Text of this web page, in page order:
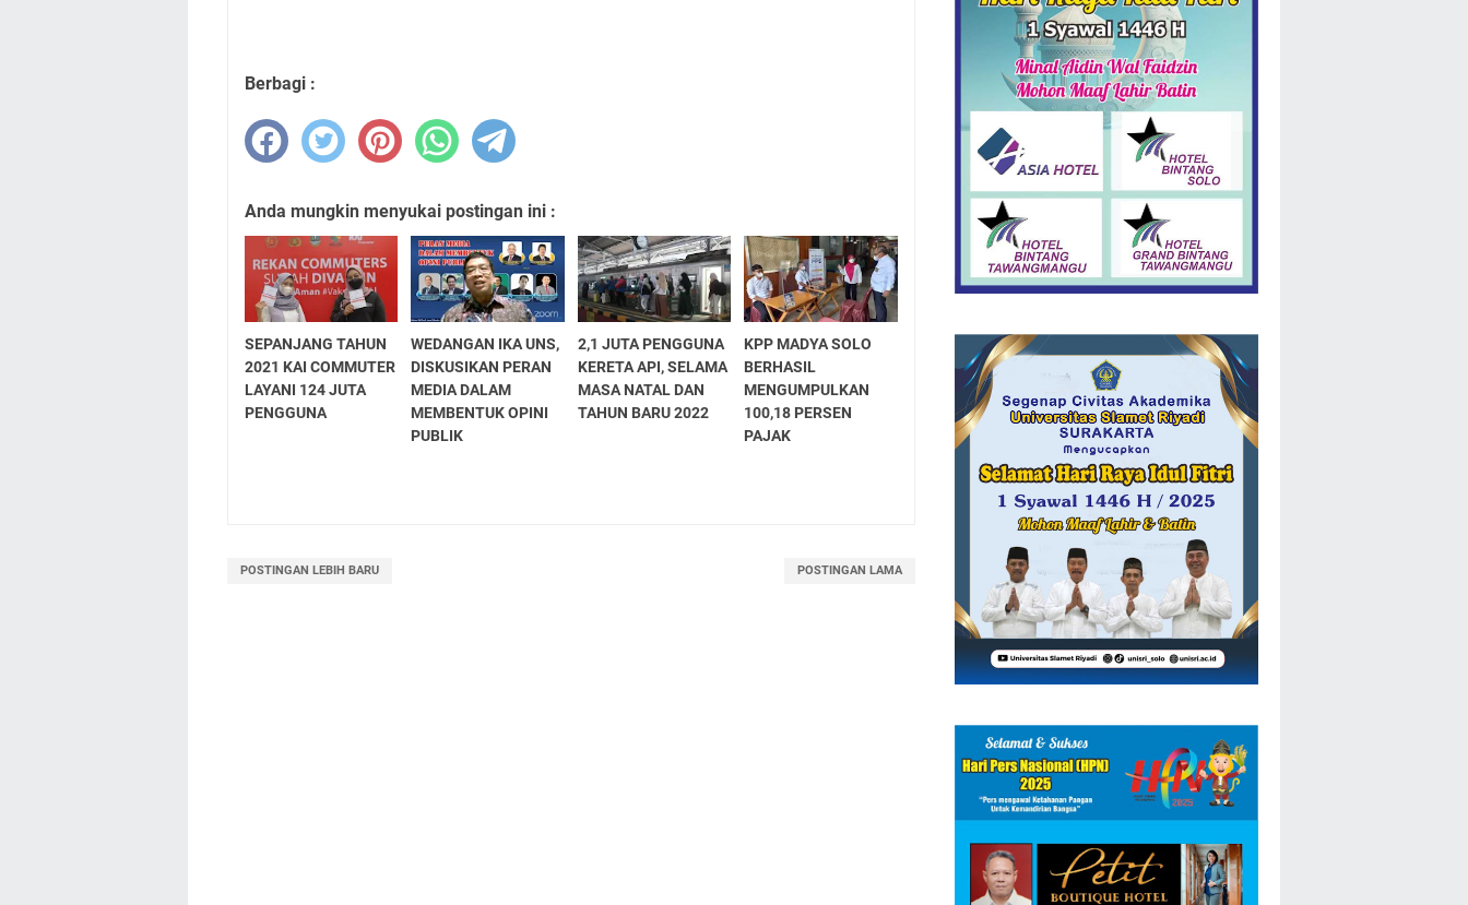
Berbagi :
Anda mungkin menyukai postingan ini :
SEPANJANG TAHUN
2021 KAI COMMUTER
LAYANI 124 JUTA
PENGGUNA
WEDANGAN IKA UNS,
DISKUSIKAN PERAN
MEDIA DALAM
MEMBENTUK OPINI
PUBLIK
2,1 JUTA PENGGUNA
KERETA API, SELAMA
MASA NATAL DAN
TAHUN BARU 2022
KPP MADYA SOLO
BERHASIL
MENGUMPULKAN
100,18 PERSEN
PAJAK
POSTINGAN LEBIH BARU POSTINGAN LAMA